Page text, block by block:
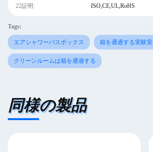
22証明: ISO,CE,UL,RoHS
Tags:
エアシャワーパスボックス 箱を通過する実験室
クリーンルームは箱を通過する
同様の製品